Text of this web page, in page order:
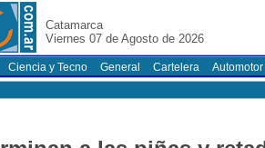
Catamarca
Viernes 07 de Agosto de 2026
Ciencia y Tecno General Cartelera Automotor